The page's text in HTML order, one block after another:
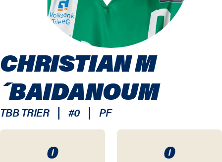
0 0
CHRISTIAN M
´BAIDANOUM
TBB TRIER | #0 | PF